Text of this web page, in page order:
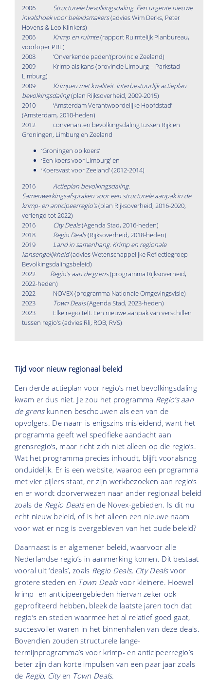
2006 Structurele bevolkingsdaling. Een urgente nieuwe
invalshoek voor beleidsmakers(advies Wim Derks, Peter
Hovens & Leo Klinkers)
2006 Krimp en ruimte(rapport Ruimtelijk Planbureau,
voorloper PBL)
2008 ‘Onverkende paden’(provincie Zeeland)
2009 Krimp als kans (provincie Limburg – Parkstad
Limburg)
2009 Krimpen met kwaliteit. Interbestuurlijk actieplan
bevolkingsdaling(plan Rijksoverheid, 2009-2015)
2010 ‘Amsterdam Verantwoordelijke Hoofdstad’
(Amsterdam, 2010-heden)
2012 convenanten bevolkingsdaling tussen Rijk en
Groningen, Limburg en Zeeland
‘Groningen op koers’
‘Een koers voor Limburg’ en
‘Koersvast voor Zeeland’ (2012-2014)
2016 Actieplan bevolkingsdaling.
Samenwerkingsafspraken voor een structurele aanpak in de
krimp- en anticipeerregio’s(plan Rijksoverheid, 2016-2020,
verlengd tot 2022)
2016 City Deals(Agenda Stad, 2016-heden)
2018 Regio Deals(Rijksoverheid, 2018-heden)
2019 Land in samenhang. Krimp en regionale
kansengelijkheid(advies Wetenschappelijke Reflectiegroep
Bevolkingsdalingsbeleid)
2022 Regio's aan de grens(programma Rijksoverheid,
2022-heden)
2022 NOVEX (programma Nationale Omgevingsvisie)
2023
Town Deals(Agenda Stad, 2023-heden)
2023 Elke regio telt. Een nieuwe aanpak van verschillen
tussen regio’s (advies Rli, ROB, RVS)
Tijd voor nieuw regionaal beleid
Een derde actieplan voor regio’s met bevolkingsdaling
kwam er dus niet. Je zou het programma Regio’s aan
de grens kunnen beschouwen als een van de
opvolgers. De naam is enigszins misleidend, want het
programma geeft wel specifieke aandacht aan
grensregio’s, maar richt zich niet alleen op die regio’s.
Wat het programma precies inhoudt, blijft vooralsnog
onduidelijk. Er is een website, waarop een programma
met vier pijlers staat, er zijn werkbezoeken aan regio’s
en er wordt doorverwezen naarander regionaal beleid
zoals de Regio Dealsen de Novex-gebieden. Is dit nu
echt nieuw beleid, of is het alleen een nieuwe naam
voor wat er nog is overgebleven van het oude beleid?
Daarnaast is er algemener beleid, waarvoor alle
Nederlandse regio’s in aanmerking komen. Dit bestaat
vooral uit ‘deals’, zoals Regio Deals, City Dealsvoor
grotere steden en Town Dealsvoor kleinere. Hoewel
krimp- en anticipeergebieden hiervan zeker ook
geprofiteerd hebben, bleek de laatste jaren toch dat
regio’s en steden waarmee het al relatief goed gaat,
succesvoller waren in het binnenhalen van deze deals.
Bovendien zouden structurele lange-
termijnprogramma’s voor krimp- en anticipeerregio’s
beter zijn dan korte impulsen van een paar jaar zoals
de Regio, Cityen Town Deals.